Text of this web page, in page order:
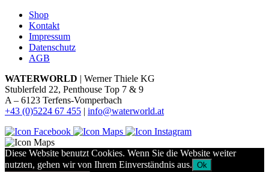
Shop
Kontakt
Impressum
Datenschutz
AGB
WATERWORLD | Werner Thiele KG
Stublerfeld 22, Penthouse Top 7 & 9
A – 6123 Terfens-Vomperbach
+43 (0)5224 67 455 | info@waterworld.at
Diese Website benutzt Cookies. Wenn Sie die Website weiter
nutzten, gehen wir von Ihrem Einverständnis aus. Ok